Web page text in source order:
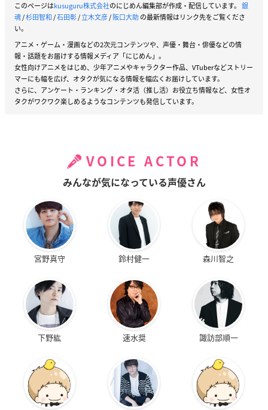
このページはkusuguru株式会社のにじめん編集部が作成・配信しています。 銀
魂/杉田智和/石田彰/立木文彦/阪口大助の最新情報はリンク先をご覧くださ
い。
アニメ・ゲーム・漫画などの2次元コンテンツや、声優・舞台・俳優などの情
報・話題をお届けする情報メディア「にじめん」。
女性向けアニメをはじめ、少年アニメやキャラクター作品、VTuberなどストリー
マーにも幅を広げ、オタクが気になる情報を幅広くお届けしています。
さらに、アンケート・ランキング・オタ活（推し活）お役立ち情報など、女性オ
タクがワクワク楽しめるようなコンテンツも発信しています。
VOICE ACTOR
みんなが気になっている声優さん
宮野真守 鈴村健一 森川智之
下野紘 速水奨 諏訪部順一